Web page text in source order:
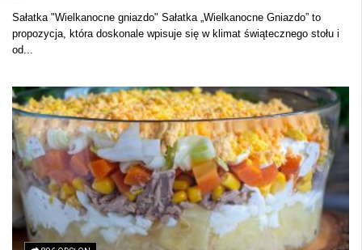
Sałatka "Wielkanocne gniazdo" Sałatka „Wielkanocne Gniazdo” to
propozycja, która doskonale wpisuje się w klimat świątecznego stołu i
od...